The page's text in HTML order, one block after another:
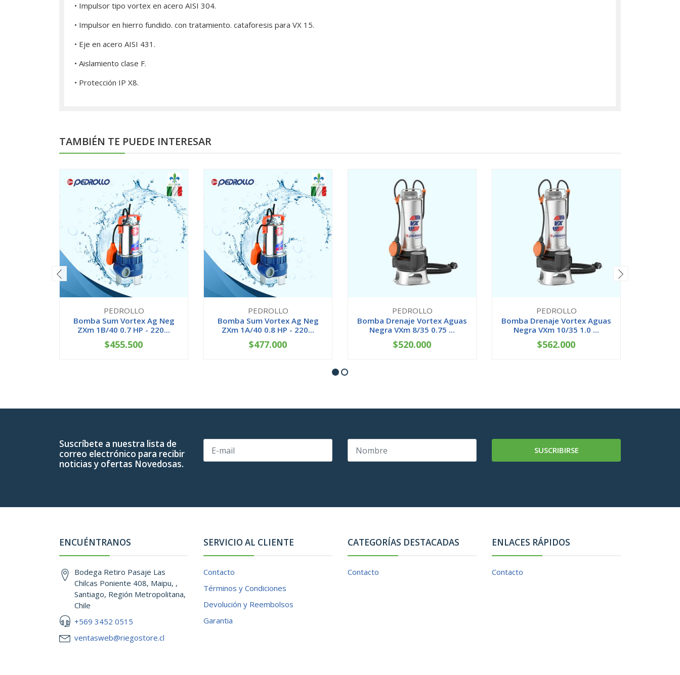
• Impulsor tipo vortex en acero AISI 304.
• Impulsor en hierro fundido. con tratamiento. cataforesis para VX 15.
• Eje en acero AISI 431.
• Aislamiento clase F.
• Protección IP X8.
TAMBIÉN TE PUEDE INTERESAR
PEDROLLO
Bomba Sum Vortex Ag Neg
ZXm 1B/40 0.7 HP - 220...
+
$455.500
PEDROLLO
Bomba Sum Vortex Ag Neg
ZXm 1A/40 0.8 HP - 220...
+
$477.000
PEDROLLO
Bomba Drenaje Vortex Aguas
Negra VXm 8/35 0.75 ...
+
$520.000
PEDROLLO
Bomba Drenaje Vortex Aguas
Negra VXm 10/35 1.0 ...
+
$562.000
Suscríbete a nuestra lista de
correo electrónico para recibir
noticias y ofertas Novedosas.
SUSCRIBIRSE
ENCUÉNTRANOS
Bodega Retiro Pasaje Las
Chilcas Poniente 408, Maipu, ,
Santiago, Región Metropolitana,
Chile
+569 3452 0515
ventasweb@riegostore.cl
SERVICIO AL CLIENTE
Contacto
Términos y Condiciones
Devolución y Reembolsos
Garantia
CATEGORÍAS DESTACADAS
Contacto
ENLACES RÁPIDOS
Contacto